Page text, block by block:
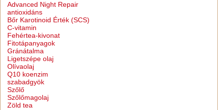
Advanced Night Repair
antioxidáns
Bőr Karotinoid Érték (SCS)
C-vitamin
Fehértea-kivonat
Fitotápanyagok
Gránátalma
Ligetszépe olaj
Olívaolaj
Q10 koenzim
szabadgyök
Szőlő
Szőlőmagolaj
Zöld tea